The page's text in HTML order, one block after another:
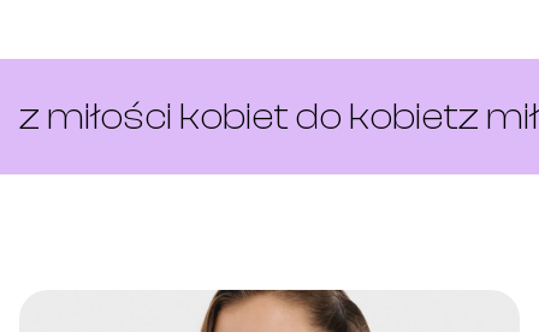
z miłości kobiet do kobietz